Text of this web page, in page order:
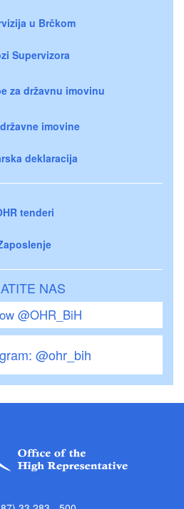
u Brčkom
Supervizora
za državnu imovinu
imovine
deklaracija
tenderi
NAS
@OHR_BiH
@ohr_bih